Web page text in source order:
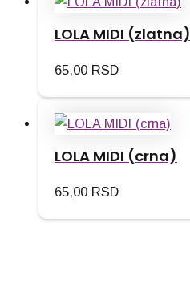
LOLA MIDI (zlatna)
65,00 RSD
LOLA MIDI (crna)
65,00 RSD